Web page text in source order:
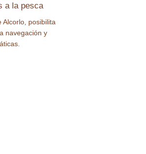
a la pesca
posibilita
navegación y